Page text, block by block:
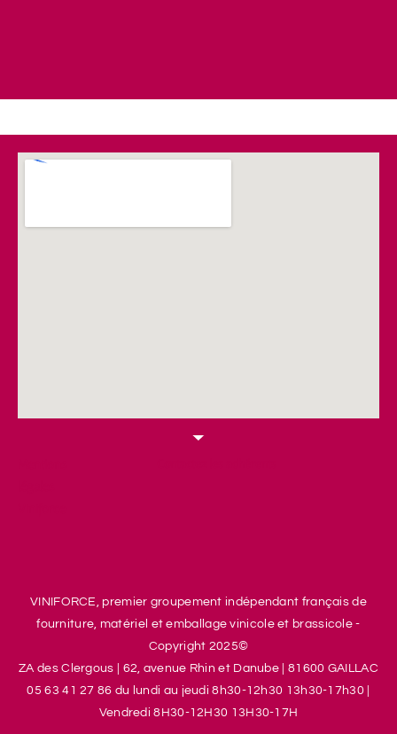
VINIFORCE, premier groupement indépendant français de
fourniture, matériel et emballage vinicole et brassicole -
Copyright 2025©
ZA des Clergous
62, avenue Rhin et Danube
81600 GAILLAC
05 63 41 27 86 du lundi au jeudi 8h30-12h30 13h30-17h30
Vendredi 8H30-12H30 13H30-17H